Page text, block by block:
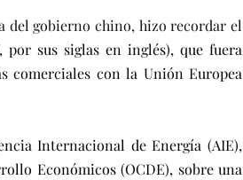
del gobierno chino, hizo recordar el
sus siglas en inglés), que fuera
comerciales con la Unión Europea
Internacional de Energía (AIE),
Económicos (OCDE), sobre una